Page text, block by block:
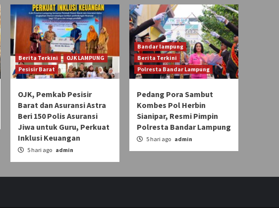
Berita Terkini
OJK LAMPUNG
Pesisir Barat
OJK, Pemkab Pesisir
Barat dan Asuransi Astra
Beri 150 Polis Asuransi
Jiwa untuk Guru, Perkuat
Inklusi Keuangan
5 hari ago admin
Bandar lampung
Berita Terkini
Polresta Bandar Lampung
Pedang Pora Sambut
Kombes Pol Herbin
Sianipar, Resmi Pimpin
Polresta Bandar Lampung
5 hari ago admin